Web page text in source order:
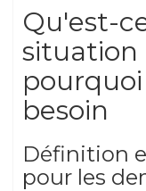
Qu'est-
situation
besoin
Définition
pour les